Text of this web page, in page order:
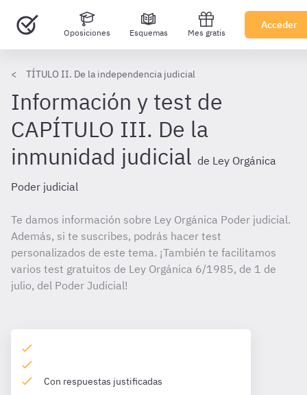
Oposiciones Esquemas Mes gratis
Acceder
TÍTULO II. De la independencia judicial
Información y test de
CAPÍTULO III. De la
inmunidad judicial de Ley Orgánica
Poder judicial
Te damos información sobre Ley Orgánica Poder judicial.
Además, si te suscribes, podrás hacer test
personalizados de este tema. ¡También te facilitamos
varios test gratuitos de Ley Orgánica 6/1985, de 1 de
julio, del Poder Judicial!
Con respuestas justificadas